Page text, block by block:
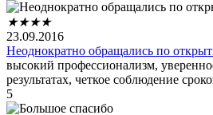
★★★★
23.09.2016
Неоднократно обращались по
высокий профессионализм,
результатах, четкое соблюдение
5